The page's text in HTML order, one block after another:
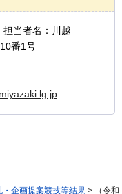
当者名：川越
番1号
・企画提案競技等結果 > （令和